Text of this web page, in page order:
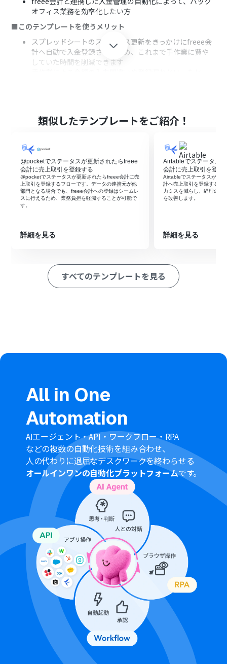
オフィス業務を効率化したい方
■このテンプレートを使うメリット
スプレッドシートのステータス更新をきっかけにfreee会
計へ自動で入金登録されるため、これまで手作業に費や
していた時間を削減できます
と連携します
「行が更新されたら」というアクションを設定します
次に、オペレーションで分岐機能を設定し、入金ステー
タスが「完了」になった場合にのみ後続の処理が進むよ
うにします
次に、freee会計の「取引先の検索」アクションを設定
し、スプレッドシートの情報をもとに取引先を特定しま
す
■このワークフローのカスタムポイント
としたいスプレッドシートのID、シートIDを任意で設定
してください
freee会計の各アクションでは、操作対象となる事業所ID
間隔を選択できます。
プランによって最短の起動間隔が異なりますので、ご注意
ください。
分岐はミニプラン以上のプランでご利用いただける機能
（オペレーション）となっております。フリープランの場
合は設定しているフローボットのオペレーションはエラ
ーとなりますので、ご注意ください。
ミニプランなどの有料プランは、2週間の無料トライアル
を行うことが可能です。無料トライアル中には制限対象の
アプリや機能（オペレーション）を使用することができ
ます。
Googleスプレッドシートをアプリトリガーとして使用す
る際の注意事項は「 【アプリトリガー】Googleスプレッ
ドシートのトリガーにおける注意事項」を参照してくだ
さい。
類似したテンプレートをご紹介！
@pocketでステータスが更新されたらfreee
会計に売上取引を登録する
@pocketでステータスが更新されたらfreee会計に売
上取引を登録するフローです。データの連携元が他
部門となる場合でも、freee会計への登録はシームレ
スに行えるため、業務負担を軽減することが可能で
す。
詳細を見る
Airtableでステータス
会計に売上取引を登録
Airtableでステータスが請
計へ売上取引を登録するフ
力ミスを減らし、経理の処
を改善します。
詳細を見る
すべてのテンプレートを見る
All in One
Automation
AIエージェント・API・ワークフロー・RPA
などの複数の自動化技術を組み合わせ、
人の代わりに退屈なデスクワークを終わらせる
オールインワンの自動化プラットフォームです。